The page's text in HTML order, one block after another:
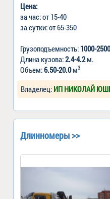
Цена:
за час: от 15-40
за сутки: от 65-350
Грузоподъемность: 1000-2500
Длина кузова:2.4-4.2м.
Объем:6.50-20.0м3
Владелец: ИП НИКОЛАЙ
Длинномеры >>